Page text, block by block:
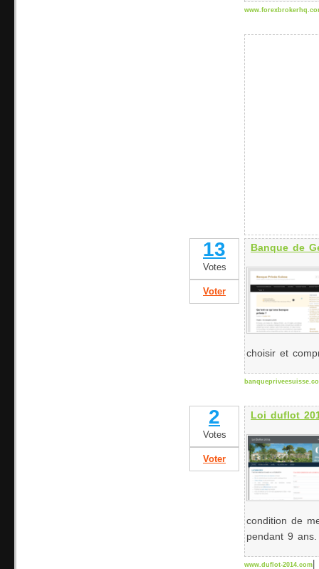
13
Votes
Voter
Banque de
choisir et
2
Votes
Voter
Loi duflot
condition de
pendant 9
www.duflot-2014.com